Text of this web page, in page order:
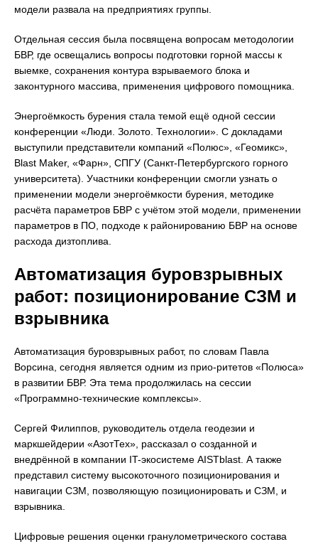
модели развала на предприятиях группы.
Отдельная сессия была посвящена вопросам методологии
БВР, где освещались вопросы подготовки горной массы к
выемке, сохранения контура взрываемого блока и
законтурного массива, применения цифрового помощника.
Энергоёмкость бурения стала темой ещё одной сессии
конференции «Люди. Золото. Технологии». С докладами
выступили представители компаний «Полюс», «Геомикс»,
Blast Maker, «Фарн», СПГУ (Санкт-Петербургского горного
университета). Участники конференции смогли узнать о
применении модели энергоёмкости бурения, методике
расчёта параметров БВР с учётом этой модели, применении
параметров в ПО, подходе к районированию БВР на основе
расхода дизтоплива.
Автоматизация буровзрывных
работ: позиционирование СЗМ и
взрывника
Автоматизация буровзрывных работ, по словам Павла
Ворсина, сегодня является одним из прио-ритетов «Полюса»
в развитии БВР. Эта тема продолжилась на сессии
«Программно-технические комплексы».
Сергей Филиппов, руководитель отдела геодезии и
маркшейдерии «АзотТех», рассказал о созданной и
внедрённой в компании IT-экосистеме AISTblast. А также
представил систему высокоточного позиционирования и
навигации СЗМ, позволяющую позиционировать и СЗМ, и
взрывника.
Цифровые решения оценки гранулометрического состава